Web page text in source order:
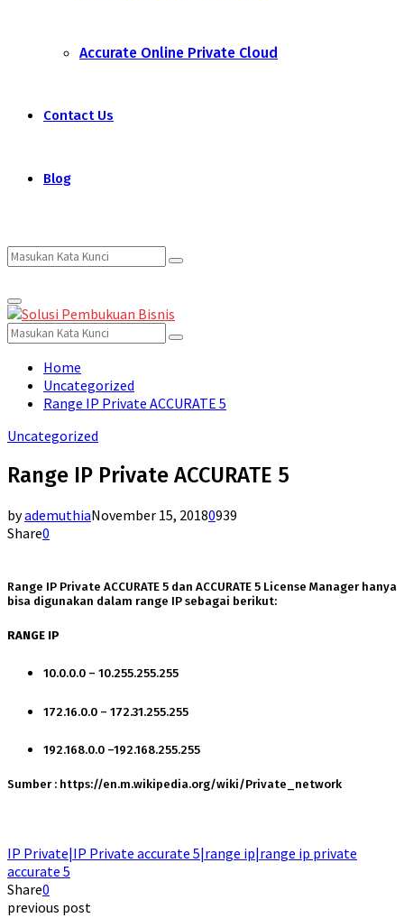
Accurate Online Private Cloud
Contact Us
Blog
Search
for:
Search
Primary
Menu
Search
for:
Search
Home
Uncategorized
Range IP Private ACCURATE 5
Uncategorized
Range IP Private ACCURATE 5
byademuthiaNovember 15, 20180939
Share0
Range IP Private ACCURATE 5 dan ACCURATE 5 License Manager hanya
bisa digunakan dalam range IP sebagai berikut:
RANGE IP
10.0.0.0 – 10.255.255.255
172.16.0.0 – 172.31.255.255
192.168.0.0 –192.168.255.255
Sumber : https://en.m.wikipedia.org/wiki/Private_network
IP Private|IP Private accurate 5|range ip|range ip private
accurate 5
Share0
previous post